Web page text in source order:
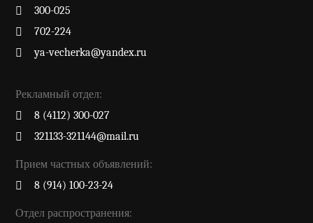
300-025
702-224
ya-vecherka@yandex.ru
Рекламный отдел:
8 (4112) 300-027
321133-321144@mail.ru
Прием частных объявлений:
8 (914) 100-23-24
Отдел распространения: